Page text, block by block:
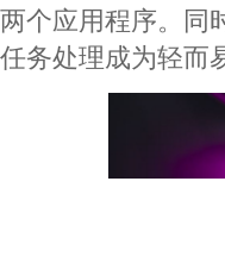
两个应用程序。同
任务处理成为轻而